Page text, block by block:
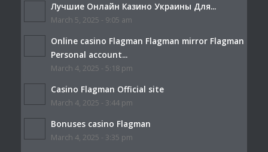
Лучшие Онлайн Казино Украины Для...
March 5, 2025 - 9:05 am
Online casino Flagman Flagman mirror Flagman
Personal account...
March 4, 2025 - 5:18 pm
Casino Flagman Official site
March 4, 2025 - 3:44 pm
Bonuses casino Flagman
March 4, 2025 - 3:35 pm